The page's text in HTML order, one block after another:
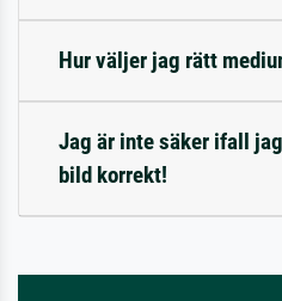
Hur väljer jag rätt
Jag är inte säker ifall
bild korrekt!